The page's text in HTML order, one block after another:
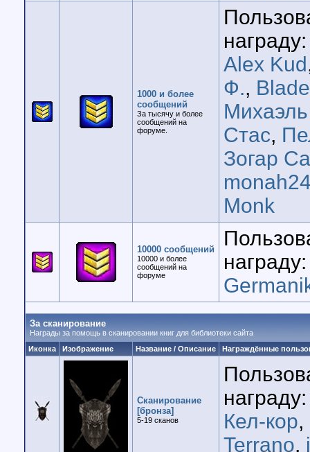
1000 и более
сообщений
За тысячу и более
сообщений на
форуме.
Alex Kud
Ф.,
Стас,
Зогар
Monk
10000 сообщений
10000 и более
сообщений на
форуме
За сканирование
Награды за помощь в сканировании книг для библиотеки сайта
Иконка
Изображение Название / Описание Награждённые
Сканирование
[бронза]
5-19 cканов
Кел-кор,
Terrano,